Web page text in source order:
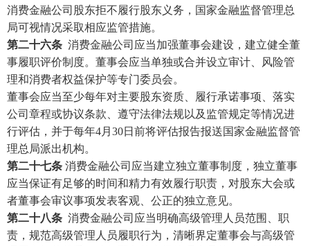
消费金融公司股东拒不履行股东义务，国家金融监督管理总
局可视情况采取相应监管措施。
第二十六条 消费金融公司应当加强董事会建设，建立健全董
事履职评价制度。董事会应当单独或合并设立审计、风险管
理和消费者权益保护等专门委员会。
董事会应当至少每年对主要股东资质、履行承诺事项、落实
公司章程或协议条款、遵守法律法规以及监管规定等情况进
行评估，并于每年4月30日前将评估报告报送国家金融监督管
理总局派出机构。
第二十七条 消费金融公司应当建立独立董事制度，独立董事
应当保证有足够的时间和精力有效履行职责，对股东大会或
者董事会审议事项发表客观、公正的独立意见。
第二十八条 消费金融公司应当明确高级管理人员范围、职
责，规范高级管理人员履职行为，清晰界定董事会与高级管